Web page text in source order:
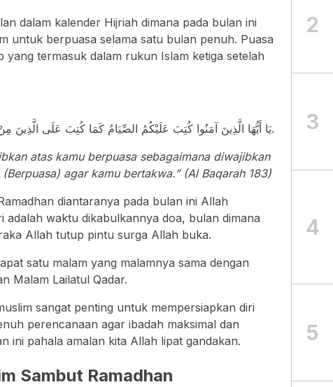
dalam kalender Hijriah dimana pada bulan ini
untuk berpuasa selama satu bulan penuh. Puasa
yang termasuk dalam rukun Islam ketiga setelah
يَا أَيُّهَا الَّذِينَ آمَنُوا كُتِبَ عَلَيْكُمُ الصِّيَامُ كَمَا كُتِبَ عَلَى الَّذِينَ مِنْ قَبْلِكُمْ لَعَلَّكُمْ تَتَّقُونَ.
atas kamu berpuasa sebagaimana diwajibkan
agar kamu bertakwa.” (Al Baqarah 183)
diantaranya pada bulan ini Allah
waktu dikabulkannya doa, bulan dimana
Allah tutup pintu surga Allah buka.
satu malam yang malamnya sama dengan
Malam Lailatul Qadar.
sangat penting untuk mempersiapkan diri
perencanaan agar ibadah maksimal dan
ini pahala amalan kita Allah lipat gandakan.
Sambut Ramadhan
2
3
4
5